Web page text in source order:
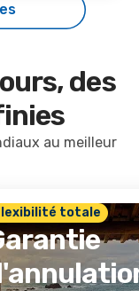
des
au meilleur
totale